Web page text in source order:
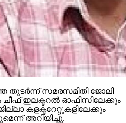
തുടര്‍ന്ന് സമരസമിതി ജോലി
ഇലക്ടറല്‍ ഓഫീസിലേക്കും
കളക്ടറേറ്റുകളിലേക്കും
അറിയിച്ചു.